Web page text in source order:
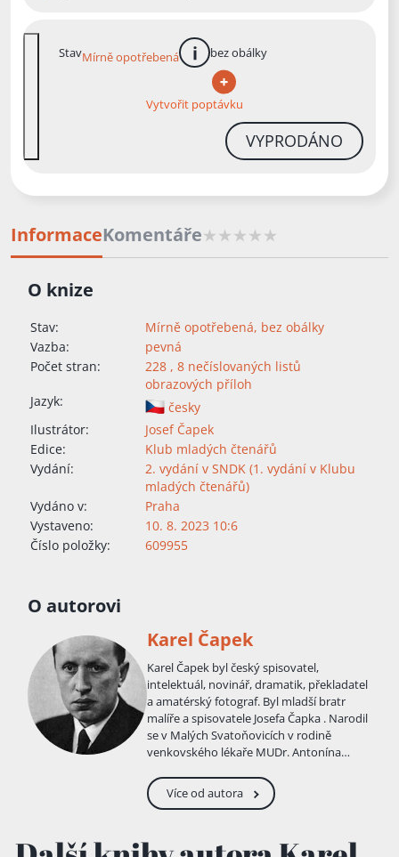
StavMírně opotřebená více informací
bez obálky
Vytvořit poptávku
VYPRODÁNO
InformaceKomentáře
O knize
Stav:
Mírně opotřebená, bez obálky
Vazba:
pevná
Počet stran:
228 , 8 nečíslovaných listů
obrazových příloh
Jazyk:
česky
Ilustrátor:
Josef Čapek
Edice:
Klub mladých čtenářů
Vydání:
2. vydání v SNDK (1. vydání v Klubu
mladých čtenářů)
Vydáno v:
Praha
Vystaveno:
10. 8. 2023 10:6
Číslo položky:
609955
O autorovi
Karel Čapek
Karel Čapek byl český spisovatel,
intelektuál, novinář, dramatik, překladatel
a amatérský fotograf. Byl mladší bratr
malíře a spisovatele Josefa Čapka . Narodil
se v Malých Svatoňovicích v rodině
venkovského lékaře MUDr. Antonína
rodiči se brzy přestěhoval do Úpice, kde
byl v místním kostele 13. ledna 1890
Karlově smrti, přejmenována na Základní
Více od autora